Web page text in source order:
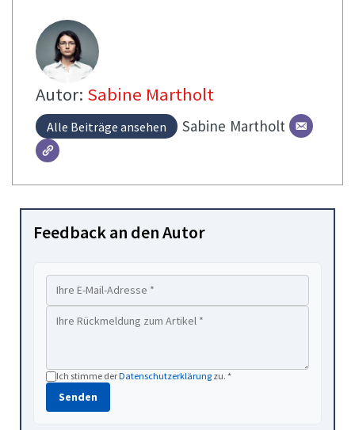
Autor: Sabine Martholt
Alle Beiträge ansehen Sabine Martholt
Feedback an den Autor
Ich stimme derDatenschutzerklärung zu. *
Senden